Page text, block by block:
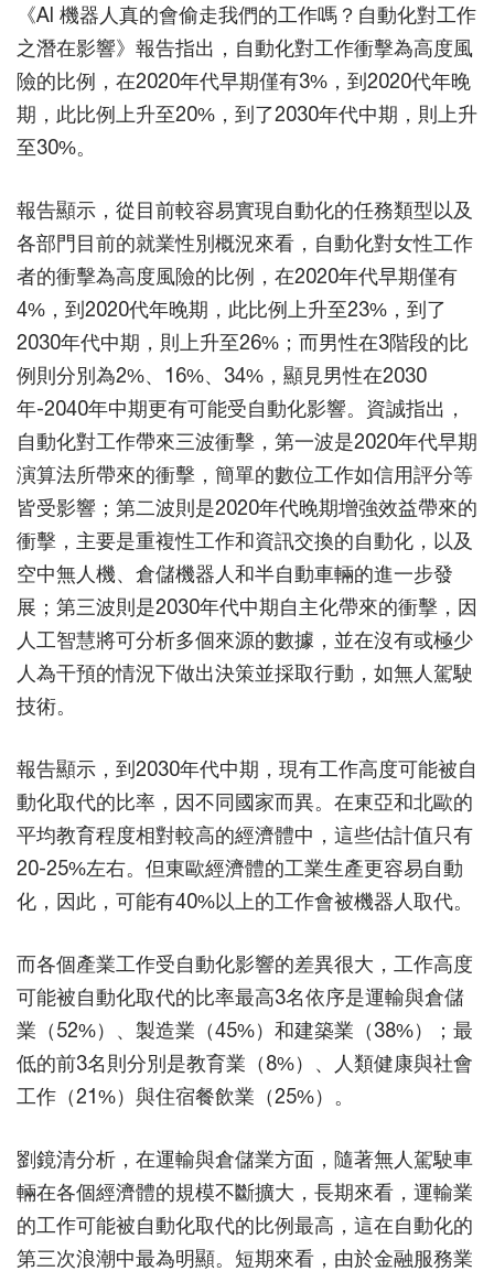
《AI 機器人真的會偷走我們的工作嗎？自動化對工作
之潛在影響》報告指出，自動化對工作衝擊為高度風
險的比例，在2020年代早期僅有3%，到2020代年晚
期，此比例上升至20%，到了2030年代中期，則上升
至30%。
報告顯示，從目前較容易實現自動化的任務類型以及
各部門目前的就業性別概況來看，自動化對女性工作
者的衝擊為高度風險的比例，在2020年代早期僅有
4%，到2020代年晚期，此比例上升至23%，到了
2030年代中期，則上升至26%；而男性在3階段的比
例則分別為2%、16%、34%，顯見男性在2030
年-2040年中期更有可能受自動化影響。資誠指出，
自動化對工作帶來三波衝擊，第一波是2020年代早期
演算法所帶來的衝擊，簡單的數位工作如信用評分等
皆受影響；第二波則是2020年代晚期增強效益帶來的
衝擊，主要是重複性工作和資訊交換的自動化，以及
空中無人機、倉儲機器人和半自動車輛的進一步發
展；第三波則是2030年代中期自主化帶來的衝擊，因
人工智慧將可分析多個來源的數據，並在沒有或極少
人為干預的情況下做出決策並採取行動，如無人駕駛
技術。
報告顯示，到2030年代中期，現有工作高度可能被自
動化取代的比率，因不同國家而異。在東亞和北歐的
平均教育程度相對較高的經濟體中，這些估計值只有
20-25%左右。但東歐經濟體的工業生產更容易自動
化，因此，可能有40%以上的工作會被機器人取代。
而各個產業工作受自動化影響的差異很大，工作高度
可能被自動化取代的比率最高3名依序是運輸與倉儲
業（52%）、製造業（45%）和建築業（38%）；最
低的前3名則分別是教育業（8%）、人類健康與社會
工作（21%）與住宿餐飲業（25%）。
劉鏡清分析，在運輸與倉儲業方面，隨著無人駕駛車
輛在各個經濟體的規模不斷擴大，長期來看，運輸業
的工作可能被自動化取代的比例最高，這在自動化的
第三次浪潮中最為明顯。短期來看，由於金融服務業